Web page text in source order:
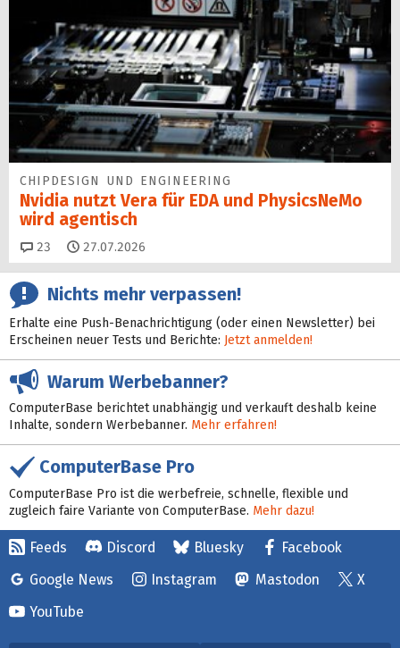
CHIPDESIGN UND ENGINEERING
Nvidia nutzt Vera für EDA und PhysicsNeMo
wird agentisch
23 Kommentare
27.07.2026
Nichts mehr verpassen!
Erhalte eine Push-Benachrichtigung (oder einen Newsletter) bei
Erscheinen neuer Tests und Berichte: Jetzt anmelden!
Warum Werbebanner?
ComputerBase berichtet unabhängig und verkauft deshalb keine
Inhalte, sondern Werbebanner. Mehr erfahren!
ComputerBase Pro
ComputerBase Pro ist die werbefreie, schnelle, flexible und
zugleich faire Variante von ComputerBase. Mehr dazu!
Feeds Discord Bluesky
Facebook
Google News
Instagram Mastodon
X
YouTube